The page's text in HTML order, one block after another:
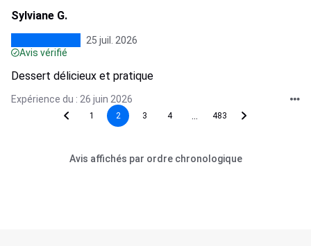
Sylviane G.
25 juil. 2026
Avis vérifié
Dessert délicieux et pratique
Expérience du : 26 juin 2026
1 2 3 4 483
Avis affichés par ordre chronologique